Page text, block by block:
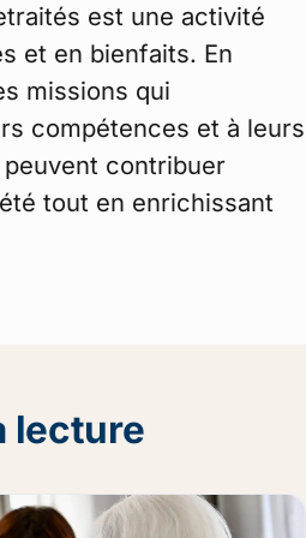
est une activité
et en bienfaits. En
missions qui
compétences et à leurs
contribuer
tout en enrichissant
lecture